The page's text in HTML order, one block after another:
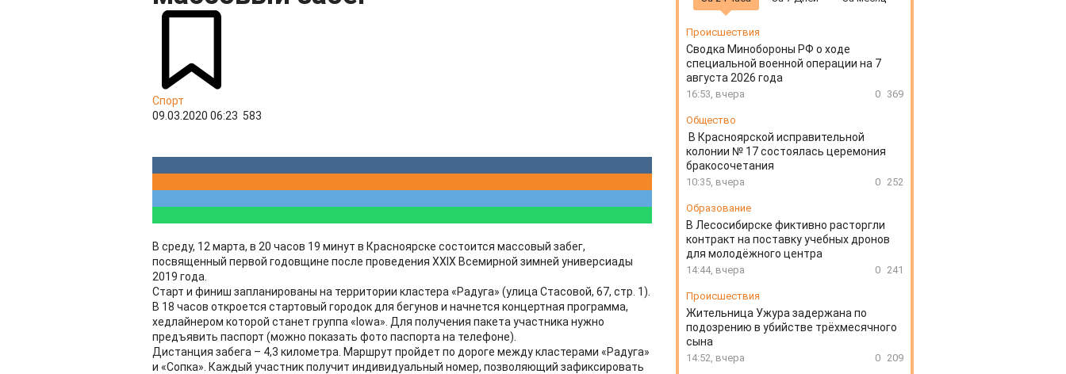
Спорт
09.03.2020 06:23 583
​В среду, 12 марта, в 20 часов 19 минут в Красноярске состоится массовый забег,
посвященный первой годовщине после проведения XXIX Всемирной зимней универсиады
2019 года.
Старт и финиш запланированы на территории кластера «Радуга» (улица Стасовой, 67, стр. 1).
В 18 часов откроется стартовый городок для бегунов и начнется концертная программа,
хедлайнером которой станет группа «Iowa». Для получения пакета участника нужно
предъявить паспорт (можно показать фото паспорта на телефоне).
Дистанция забега – 4,3 километра. Маршрут пройдет по дороге между кластерами «Радуга»
и «Сопка». Каждый участник получит индивидуальный номер, позволяющий зафиксировать
Происшествия
Сводка Минобороны РФ о ходе
специальной военной операции на 7
августа 2026 года
16:53, вчера 0 369
Общество
В Красноярской исправительной
колонии № 17 состоялась церемония
бракосочетания
10:35, вчера 0 252
Образование
В Лесосибирске фиктивно расторгли
контракт на поставку учебных дронов
для молодёжного центра
14:44, вчера 0 241
Происшествия
Жительница Ужура задержана по
подозрению в убийстве трёхмесячного
сына
14:52, вчера 0 209